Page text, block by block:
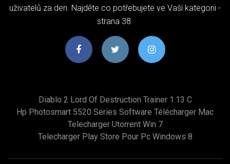
uživatelů za den. Najděte co potřebujete ve Vaší kategorii -
strana 38.
Diablo 2 Lord Of Destruction Trainer 1.13 C
Hp Photosmart 5520 Series Software Télécharger Mac
Telecharger Utorrent Win 7
Telecharger Play Store Pour Pc Windows 8